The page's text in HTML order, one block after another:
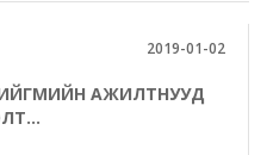
2019-01-02
АЖИЛТНУУД